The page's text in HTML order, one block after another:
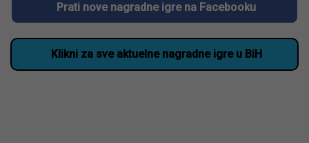
Prati nove nagradne igre na Facebooku
Klikni za sve aktuelne nagradne igre u BiH